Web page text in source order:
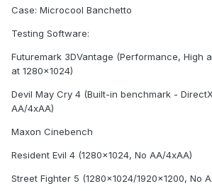
Case: Microcool Banchetto
Testing Software:
Futuremark 3DVantage (Performance, High
at 1280x1024)
Devil May Cry 4 (Built-in benchmark -
AA/4xAA)
Maxon Cinebench
Resident Evil 4 (1280x1024, No AA/4xAA)
Street Fighter 5 (1280x1024/1920x1200, No